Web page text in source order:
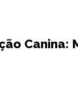
Canina: